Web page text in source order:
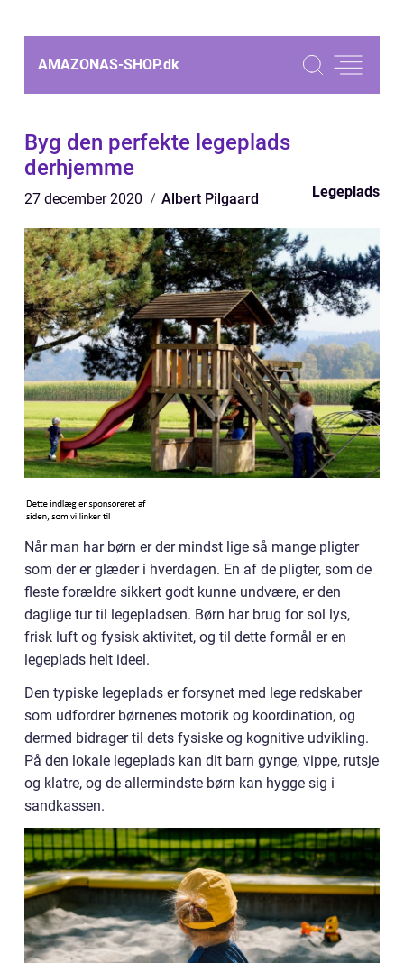
AMAZONAS-SHOP.dk
Byg den perfekte legeplads
derhjemme
27 december 2020 Albert Pilgaard Legeplads
Når man har børn er der mindst lige så mange pligter
som der er glæder i hverdagen. En af de pligter, som de
fleste forældre sikkert godt kunne undvære, er den
daglige tur til legepladsen. Børn har brug for sol lys,
frisk luft og fysisk aktivitet, og til dette formål er en
legeplads helt ideel.
Den typiske legeplads er forsynet med lege redskaber
som udfordrer børnenes motorik og koordination, og
dermed bidrager til dets fysiske og kognitive udvikling.
På den lokale legeplads kan dit barn gynge, vippe, rutsje
og klatre, og de allermindste børn kan hygge sig i
sandkassen.